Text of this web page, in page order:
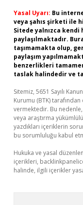
Yasal Uyarı: Bu
veya şahıs şirketi ile
Sitede yalnızca kendi
paylaşılmaktadır.
taşımamakta olup,
paylaşım
benzerlikleri
taslak halindedir ve
Sitemiz, 5651 Sayılı
Kurumu (BTK)
vermektedir. Bu
veya araştırma
yazdıkları içeriklerin
bu sorumluluğu kabul
Hukuka ve yasal
içerikleri,
halinde, ilgili içerikler